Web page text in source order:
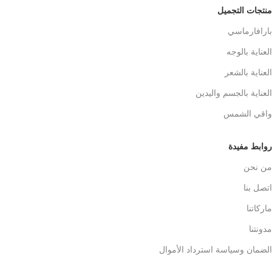
منتجات التجميل
بارافارماسي
العناية بالوجه
العناية بالشعر
العناية بالجسم واليدين
واقي الشمس
روابط مفيدة
من نحن
اتصل بنا
ماركاتنا
مدونتنا
الضمان وسياسة استرداد الأموال